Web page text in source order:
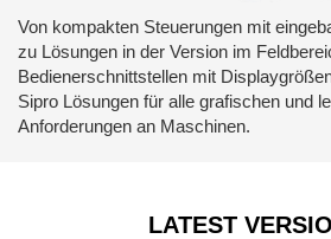
Von kompakten Steuerungen mit
zu Lösungen in der Version im
Bedienerschnittstellen mit
Sipro Lösungen für alle grafischen und
Anforderungen an Maschinen.
LATEST